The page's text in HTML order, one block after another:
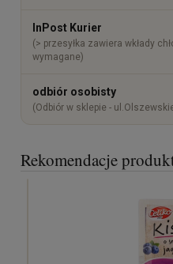
InPost Kurier
(> przesyłka zawiera wkłady
wymagane)
odbiór osobisty
(Odbiór w sklepie -
Rekomendacje